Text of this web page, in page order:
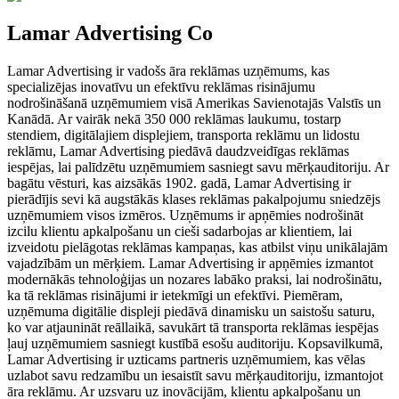
Lamar Advertising Co
Lamar Advertising ir vadošs āra reklāmas uzņēmums, kas
specializējas inovatīvu un efektīvu reklāmas risinājumu
nodrošināšanā uzņēmumiem visā Amerikas Savienotajās Valstīs un
Kanādā. Ar vairāk nekā 350 000 reklāmas laukumu, tostarp
stendiem, digitālajiem displejiem, transporta reklāmu un lidostu
reklāmu, Lamar Advertising piedāvā daudzveidīgas reklāmas
iespējas, lai palīdzētu uzņēmumiem sasniegt savu mērķauditoriju. Ar
bagātu vēsturi, kas aizsākās 1902. gadā, Lamar Advertising ir
pierādījis sevi kā augstākās klases reklāmas pakalpojumu sniedzējs
uzņēmumiem visos izmēros. Uzņēmums ir apņēmies nodrošināt
izcilu klientu apkalpošanu un cieši sadarbojas ar klientiem, lai
izveidotu pielāgotas reklāmas kampaņas, kas atbilst viņu unikālajām
vajadzībām un mērķiem. Lamar Advertising ir apņēmies izmantot
modernākās tehnoloģijas un nozares labāko praksi, lai nodrošinātu,
ka tā reklāmas risinājumi ir ietekmīgi un efektīvi. Piemēram,
uzņēmuma digitālie displeji piedāvā dinamisku un saistošu saturu,
ko var atjaunināt reāllaikā, savukārt tā transporta reklāmas iespējas
ļauj uzņēmumiem sasniegt kustībā esošu auditoriju. Kopsavilkumā,
Lamar Advertising ir uzticams partneris uzņēmumiem, kas vēlas
uzlabot savu redzamību un iesaistīt savu mērķauditoriju, izmantojot
āra reklāmu. Ar uzsvaru uz inovācijām, klientu apkalpošanu un